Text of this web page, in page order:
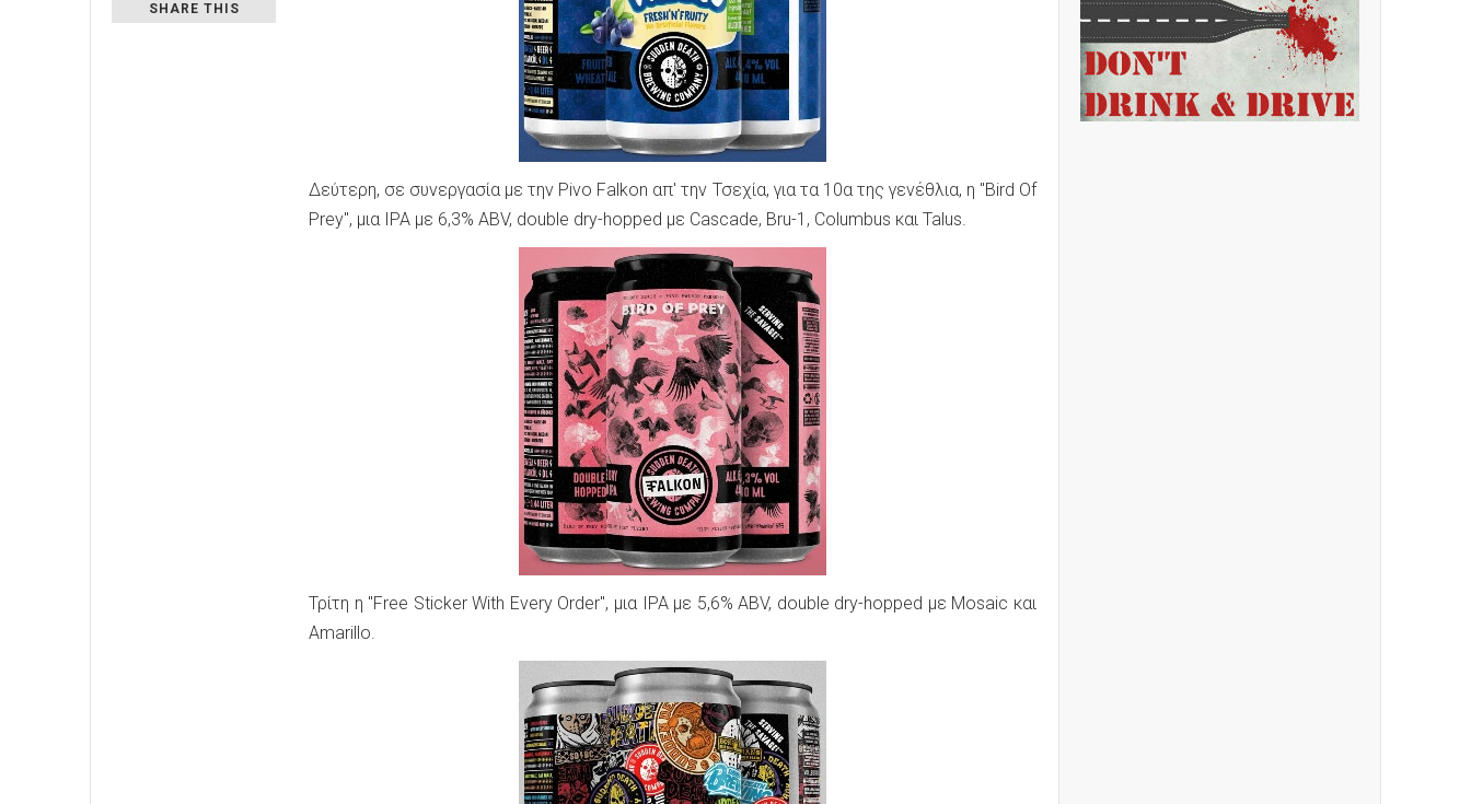
SHARE THIS
Δεύτερη, σε συνεργασία με την Pivo Falkon απ' την Τσεχία, για τα 10α της γενέθλια, η "Bird Of
Prey", μια IPA με 6,3% ABV, double dry-hopped με Cascade, Bru-1, Columbus και Talus.
Τρίτη η "Free Sticker With Every Order", μια IPA με 5,6% ABV, double dry-hopped με Mosaic και
Amarillo.